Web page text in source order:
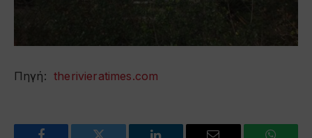
Πηγή:therivieratimes.com